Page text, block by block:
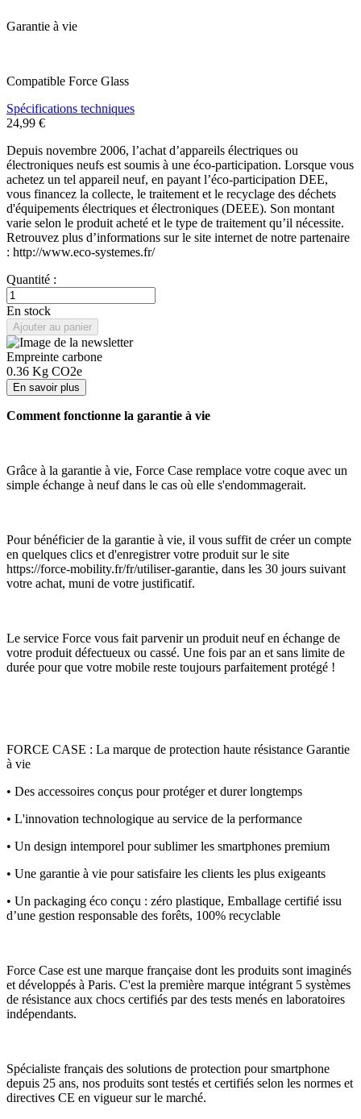
Garantie à vie
Compatible Force Glass
Spécifications techniques
24,99 €
Depuis novembre 2006, l’achat d’appareils électriques ou
électroniques neufs est soumis à une éco-participation. Lorsque vous
achetez un tel appareil neuf, en payant l’éco-participation DEE,
vous financez la collecte, le traitement et le recyclage des déchets
d'équipements électriques et électroniques (DEEE). Son montant
varie selon le produit acheté et le type de traitement qu’il nécessite.
Retrouvez plus d’informations sur le site internet de notre partenaire
: http://www.eco-systemes.fr/
Quantité :
En stock
Ajouter au panier
Empreinte carbone
0.36 Kg CO2e
En savoir plus
Comment fonctionne la garantie à vie
Grâce à la garantie à vie, Force Case remplace votre coque avec un
simple échange à neuf dans le cas où elle s'endommagerait.
Pour bénéficier de la garantie à vie, il vous suffit de créer un compte
en quelques clics et d'enregistrer votre produit sur le site
https://force-mobility.fr/fr/utiliser-garantie, dans les 30 jours suivant
votre achat, muni de votre justificatif.
Le service Force vous fait parvenir un produit neuf en échange de
votre produit défectueux ou cassé. Une fois par an et sans limite de
durée pour que votre mobile reste toujours parfaitement protégé !
FORCE CASE : La marque de protection haute résistance Garantie
à vie
• Des accessoires conçus pour protéger et durer longtemps
• L'innovation technologique au service de la performance
• Un design intemporel pour sublimer les smartphones premium
• Une garantie à vie pour satisfaire les clients les plus exigeants
• Un packaging éco conçu : zéro plastique, Emballage certifié issu
d’une gestion responsable des forêts, 100% recyclable
Force Case est une marque française dont les produits sont imaginés
et développés à Paris. C'est la première marque intégrant 5 systèmes
de résistance aux chocs certifiés par des tests menés en laboratoires
indépendants.
Spécialiste français des solutions de protection pour smartphone
depuis 25 ans, nos produits sont testés et certifiés selon les normes et
directives CE en vigueur sur le marché.